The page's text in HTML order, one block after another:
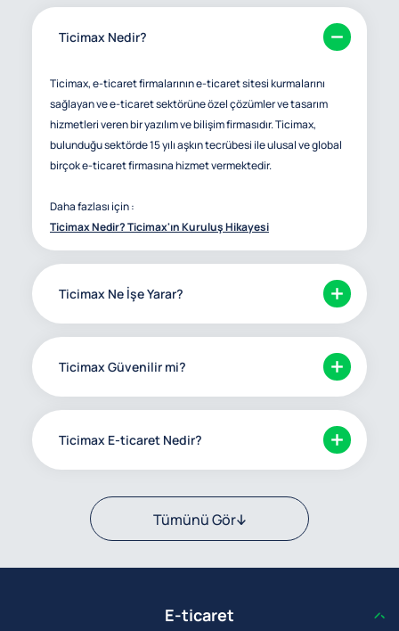
Ticimax Nedir?
Ticimax, e-ticaret firmalarının e-ticaret sitesi kurmalarını
sağlayan ve e-ticaret sektörüne özel çözümler ve tasarım
hizmetleri veren bir yazılım ve bilişim firmasıdır. Ticimax,
bulunduğu sektörde 15 yılı aşkın tecrübesi ile ulusal ve global
birçok e-ticaret firmasına hizmet vermektedir.
Daha fazlası için :
Ticimax Nedir? Ticimax'ın Kuruluş Hikayesi
Ticimax Ne İşe Yarar?
Ticimax Güvenilir mi?
Ticimax E-ticaret Nedir?
Tümünü Gör
E-ticaret